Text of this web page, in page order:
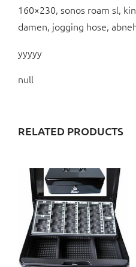
160×230, sonos roam sl,
damen, jogging hose,
yyyyy
null
RELATED PRODUCTS